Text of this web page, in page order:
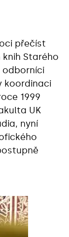
přečíst
Starého
odborníci
koordinaci
1999
UK
nyní